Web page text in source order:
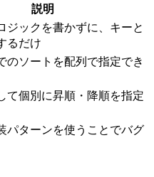
説明
ジックを書かずに、キーと
るだけ
のソートを配列で指定でき
て個別に昇順・降順を指定
パターンを使うことでバグ